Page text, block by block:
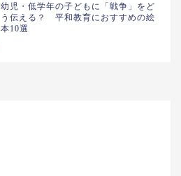
幼児・低学年の子どもに「戦争」をど
う伝える？ 平和教育におすすめの絵
本10選